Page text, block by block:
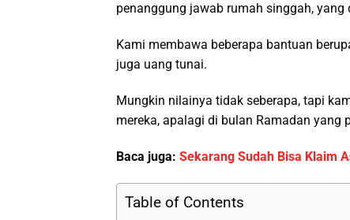
penanggung jawab rumah singgah,
Kami membawa beberapa bantuan
juga uang tunai.
Mungkin nilainya tidak seberapa, tapi
mereka, apalagi di bulan Ramadan yang
Baca juga: Sekarang Sudah Bisa Klaim
Table of Contents